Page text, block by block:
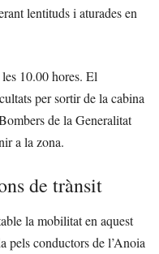
lentituds i aturades en
10.00 hores. El
per sortir de la cabina
de la Generalitat
a la zona.
de trànsit
la mobilitat en aquest
pels conductors de l’Anoia